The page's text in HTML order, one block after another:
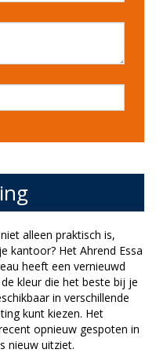
alleen praktisch is,
kantoor? Het Ahrend Essa
heeft een vernieuwd
kleur die het beste bij je
in verschillende
kunt kiezen. Het
opnieuw gespoten in
nieuw uitziet.